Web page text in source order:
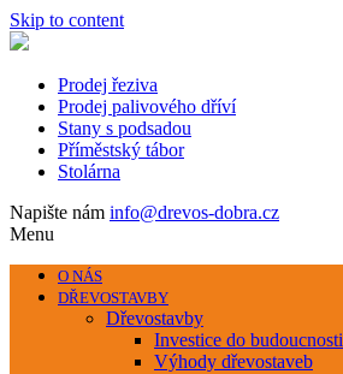
Skip to content
Prodej řeziva
Prodej palivového dříví
Stany s podsadou
Příměstský tábor
Stolárna
Napište nám info@drevos-dobra.cz
Menu
O NÁS
DŘEVOSTAVBY
Dřevostavby
Investice do budoucnosti
Výhody dřevostaveb